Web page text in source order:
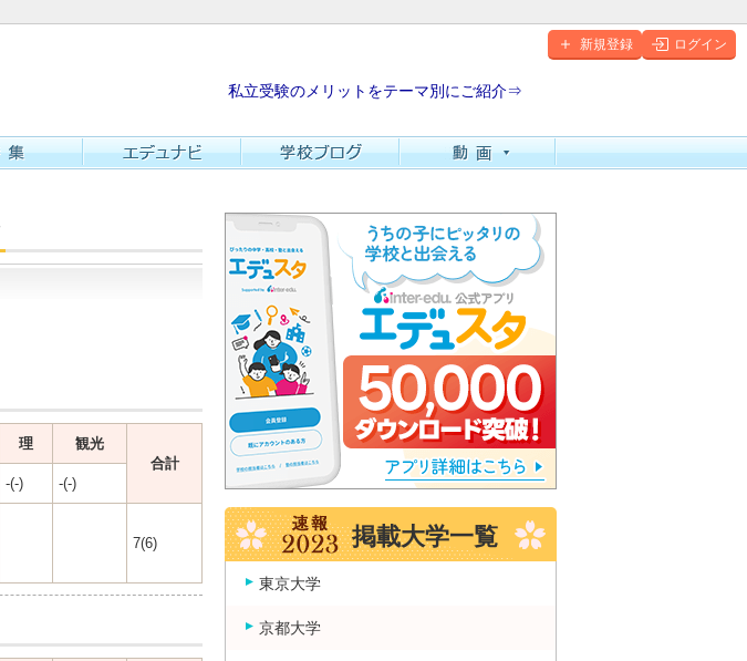
新規登録 ログイン
私立受験のメリットをテーマ別にご紹介⇒
理
観光
合計
-(-) -(-)
7(6)
掲載大学一覧
東京大学
京都大学